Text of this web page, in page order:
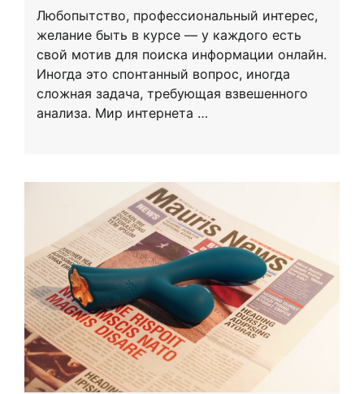
Любопытство, профессиональный интерес,
желание быть в курсе — у каждого есть
свой мотив для поиска информации онлайн.
Иногда это спонтанный вопрос, иногда
сложная задача, требующая взвешенного
анализа. Мир интернета …